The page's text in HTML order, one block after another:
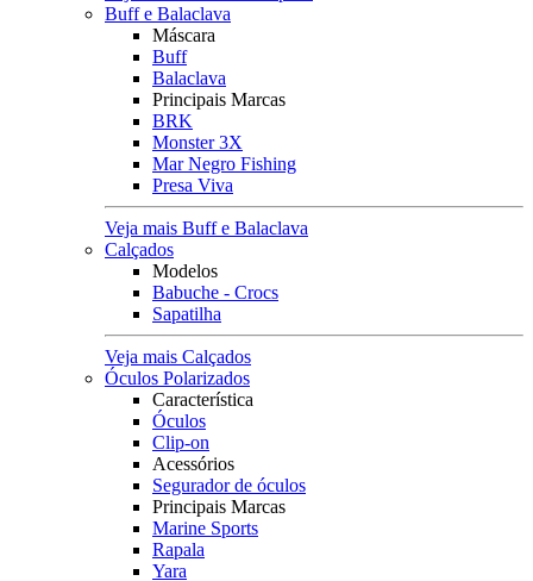
Buff e Balaclava
Máscara
Buff
Balaclava
Principais Marcas
BRK
Monster 3X
Mar Negro Fishing
Presa Viva
Veja mais Buff e Balaclava
Calçados
Modelos
Babuche - Crocs
Sapatilha
Veja mais Calçados
Óculos Polarizados
Característica
Óculos
Clip-on
Acessórios
Segurador de óculos
Principais Marcas
Marine Sports
Rapala
Yara